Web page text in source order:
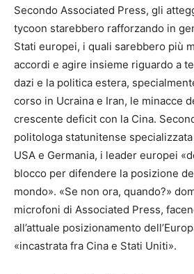
Secondo Associated Press, gli
tycoon starebbero rafforzando in
Stati europei, i quali sarebbero più
accordi e agire insieme riguardo a
dazi e la politica estera,
corso in Ucraina e Iran, le minacce
crescente deficit con la Cina.
politologa statunitense
USA e Germania, i leader europei
blocco per difendere la posizione
mondo». «Se non ora, quando?»
microfoni di Associated Press,
all’attuale posizionamento
«incastrata fra Cina e Stati Uniti».